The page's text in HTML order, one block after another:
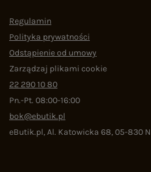
Regulamin
Polityka prywatności
Odstąpienie od umowy
Zarządzaj plikami cookie
22 290 10 80
Pn.-Pt. 08:00-16:00
bok@ebutik.pl
eButik.pl,Al. Katowicka 68,05-830